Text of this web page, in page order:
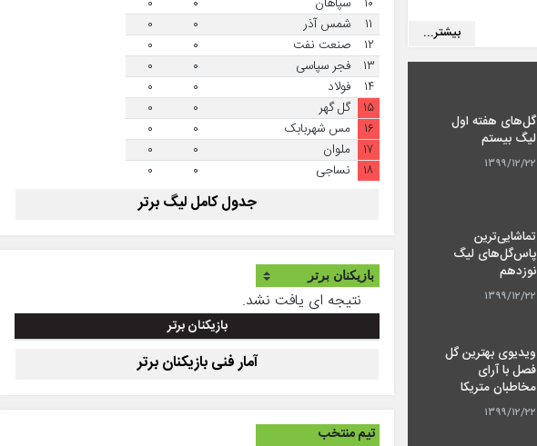
بیشتر...
گل‌های هفته اول
لیگ بیستم
۱۳۹۹/۱۲/۲۲
تماشایی‌ترین
پاس‌گل‌های لیگ
نوزدهم
۱۳۹۹/۱۲/۲۲
ویدیوی بهترین گل
فصل با آرای
مخاطبان متریکا
۱۳۹۹/۱۲/۲۲
۱۰
سپاهان ۰
۰
۱۱
شمس آذر ۰
۰
۱۲
صنعت نفت ۰
۰
۱۳
فجر سپاسی ۰
۰
۱۴
فولاد ۰
۰
۱۵
گل گهر ۰
۰
۱۶
مس شهربابک ۰
۰
۱۷
ملوان ۰
۰
۱۸
نساجی ۰ ۰
جدول کامل لیگ برتر
نتیجه ای یافت نشد.
بازیکنان برتر
آمار فنی بازیکنان برتر
تیم منتخب